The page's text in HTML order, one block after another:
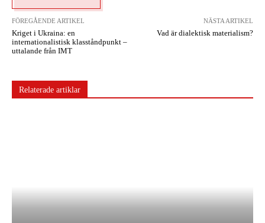
FÖREGÅENDE ARTIKEL
Kriget i Ukraina: en
internationalistisk klasståndpunkt –
uttalande från IMT
NÄSTA ARTIKEL
Vad är dialektisk materialism?
Relaterade artiklar